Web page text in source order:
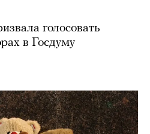
голосовать
в Госдуму